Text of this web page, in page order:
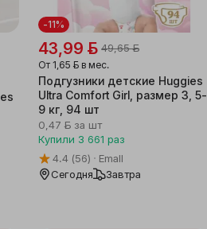
-11%
43,99 ƃ 49,65 ƃ
От1,65 ƃ в мес.
Подгузники детские Huggies
Ultra Comfort Girl, размер 3, 5-
9 кг, 94 шт
0,47 ƃ за шт
Купили 3 661 раз
4.4 (56)
Emall
Сегодня
Завтра